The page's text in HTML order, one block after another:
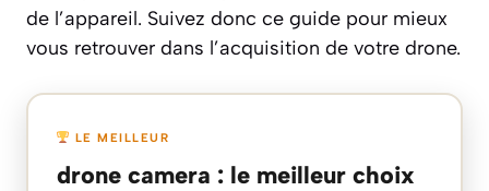
de l’appareil. Suivez donc ce guide pour mieux
vous retrouver dans l’acquisition de votre drone.
LE MEILLEUR
drone camera : le meilleur choix